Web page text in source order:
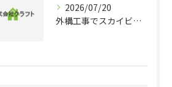
2026/07/20
外構工事でスカイビューを実現する最新デザインと機能性のポイントを徹底解説